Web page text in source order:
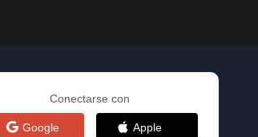
Conectarse con
Google Apple